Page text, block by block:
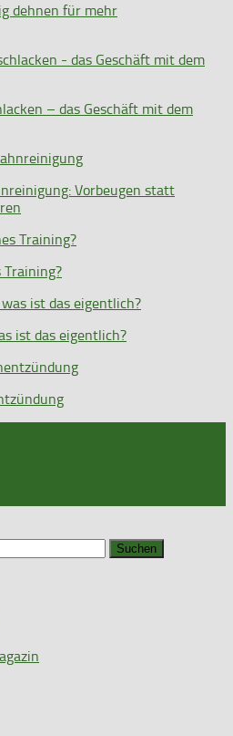
dehnen für mehr
– das Geschäft mit dem
Vorbeugen statt
Training?
ist das eigentlich?